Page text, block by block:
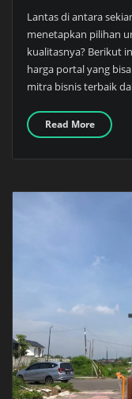
Lantas di antara
menetapkan pilihan
kualitasnya? Berikut
harga portal yang
mitra bisnis terbaik
Read More